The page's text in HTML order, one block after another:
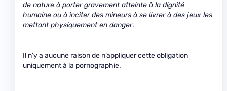
de nature à porter gravement atteinte à la dignité
humaine ou à inciter des mineurs à se livrer à des jeux les
mettant physiquement en danger.
Il n’y a aucune raison de n’appliquer cette obligation
uniquement à la pornographie.